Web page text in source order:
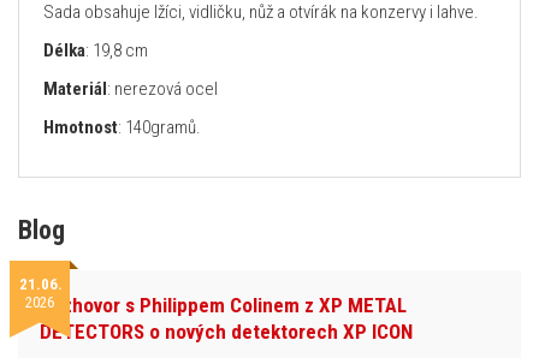
Sada obsahuje lžíci, vidličku, nůž a otvírák na konzervy i lahve.
Délka: 19,8 cm
Materiál: nerezová ocel
Hmotnost: 140gramů.
Blog
21.06.
2026Rozhovor s Philippem Colinem z XP METAL
DETECTORS o nových detektorech XP ICON